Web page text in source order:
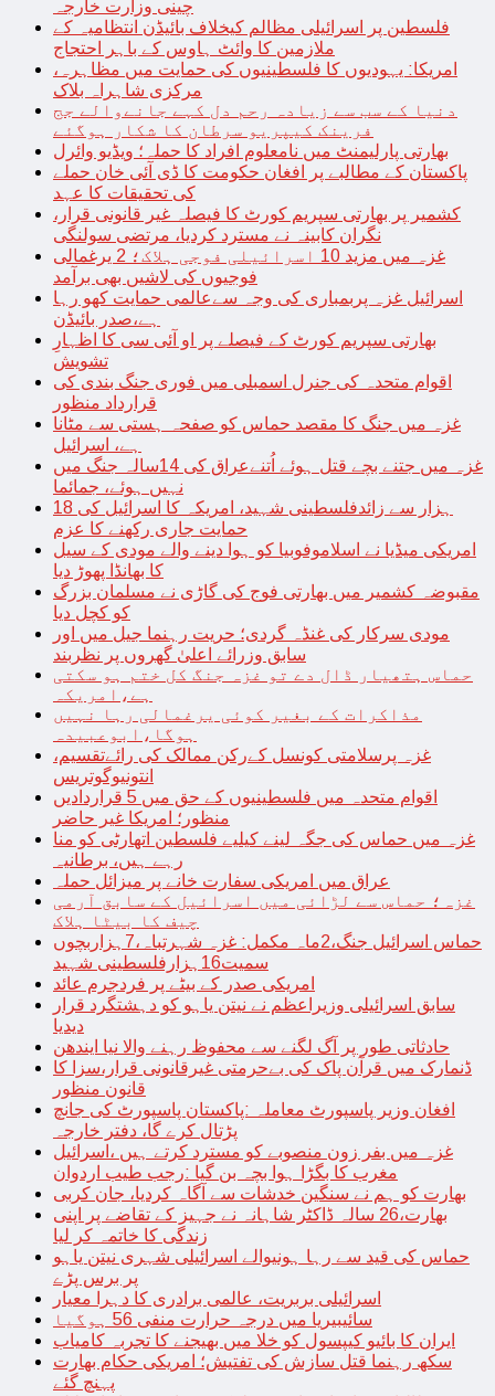
چینی وزارت خارجہ
فلسطین پر اسرائیلی مظالم کیخلاف بائیڈن انتظامیہ کے
ملازمین کا وائٹ ہاوس کے باہر احتجاج
امریکا: یہودیوں کا فلسطینیوں کی حمایت میں مظاہرہ،
مرکزی شاہراہ بلاک
دنیا کے سب سے زیادہ رحم دل کہے جانےوالے جج
فرینک کیپریو سرطان کا شکار ہوگئے
بھارتی پارلیمنٹ میں نامعلوم افراد کا حملہ؛ ویڈیو وائرل
پاکستان کے مطالبے پر افغان حکومت کا ڈی آئی خان حملے
کی تحقیقات کا عہد
کشمیر پر بھارتی سپریم کورٹ کا فیصلہ غیر قانونی قرار،
نگران کابینہ نے مسترد کردیا، مرتضی سولنگی
غزہ میں مزید 10 اسرائیلی فوجی ہلاک؛ 2 یرغمالی
فوجیوں کی لاشیں بھی برآمد
اسرائیل غزہ پربمباری کی وجہ سےعالمی حمایت کھو رہا
ہے،صدر بائیڈن
بھارتی سپریم کورٹ کے فیصلے پر او آئی سی کا اظہارِ
تشویش
اقوام متحدہ کی جنرل اسمبلی میں فوری جنگ بندی کی
قرارداد منظور
غزہ میں جنگ کا مقصد حماس کو صفحہ ہستی سے مٹانا
ہے، اسرائیل
غزہ میں جتنے بچے قتل ہوئے اُتنےعراق کی 14سالہ جنگ میں
نہیں ہوئے، جمائما
18 ہزار سے زائدفلسطینی شہید، امریکہ کا اسرائیل کی
حمایت جاری رکھنے کا عزم
امریکی میڈیا نے اسلاموفوبیا کو ہوا دینے والے مودی کے سیل
کا بھانڈا پھوڑ دیا
مقبوضہ کشمیر میں بھارتی فوج کی گاڑی نے مسلمان بزرگ
کو کچل دیا
مودی سرکار کی غنڈہ گردی؛ حریت رہنما جیل میں اور
سابق وزرائے اعلیٰ گھروں پر نظربند
حماس ہتھیار ڈال دے تو غزہ جنگ کل ختم ہو سکتی
ہے،امریکہ
مذاکرات کے بغیر کوئی یرغمالی رہا نہیں
ہوگا،ابوعبیدہ
غزہ پرسلامتی کونسل کےرکن ممالک کی رائےتقسیم،
انتونیوگوتریس
اقوام متحدہ میں فلسطینیوں کے حق میں 5 قراردادیں
منظور؛ امریکا غیر حاضر
غزہ میں حماس کی جگہ لینے کیلیے فلسطین اتھارٹی کو منا
رہے ہیں، برطانیہ
عراق میں امریکی سفارت خانے پر میزائل حملہ
غزہ؛ حماس سے لڑائی میں اسرائیل کے سابق آرمی
چیف کا بیٹا ہلاک
حماس اسرائیل جنگ،2ماہ مکمل: غزہ شہرتباہ،7ہزاربچوں
سمیت16ہزارفلسطینی شہید
امریکی صدر کے بیٹے پر فردجرم عائد
سابق اسرائیلی وزیراعظم نے نیتن یاہو کو دہشتگرد قرار
دیدیا
حادثاتی طور پر آگ لگنے سے محفوظ رہنے والا نیا ایندھن
ڈنمارک میں قرآن پاک کی بےحرمتی غیرقانونی قرار،سزا کا
قانون منظور
افغان وزیر پاسپورٹ معاملہ :پاکستان پاسپورٹ کی جانچ
پڑتال کرے گا، دفتر خارجہ
غزہ میں بفر زون منصوبے کو مسترد کرتے ہیں ،اسرائیل
مغرب کا بگڑا ہوا بچہ بن گیا :رجب طیب اردوان
بھارت کو ہم نے سنگین خدشات سے آگاہ کردیا، جان کربی
بھارت،26 سالہ ڈاکٹر شاہانہ نے جہیز کے تقاضے پر اپنی
زندگی کا خاتمہ کر لیا
حماس کی قید سے رہا ہونیوالے اسرائیلی شہری نیتن یاہو
پر برس پڑے
اسرائیلی بربریت، عالمی برادری کا دہرا معیار
سائیبیریا میں درجہ حرارت منفی 56 ہوگیا
ایران کا بائیو کیپسول کو خلا میں بھیجنے کا تجربہ کامیاب
سکھ رہنما قتل سازش کی تفتیش؛ امریکی حکام بھارت
پہنچ گئے